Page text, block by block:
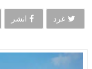
غرد انشر